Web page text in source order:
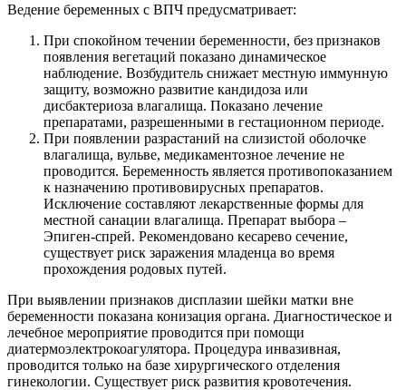
Ведение беременных с ВПЧ предусматривает:
При спокойном течении беременности, без признаков
появления вегетаций показано динамическое
наблюдение. Возбудитель снижает местную иммунную
защиту, возможно развитие кандидоза или
дисбактериоза влагалища. Показано лечение
препаратами, разрешенными в гестационном периоде.
При появлении разрастаний на слизистой оболочке
влагалища, вульве, медикаментозное лечение не
проводится. Беременность является противопоказанием
к назначению противовирусных препаратов.
Исключение составляют лекарственные формы для
местной санации влагалища. Препарат выбора –
Эпиген-спрей. Рекомендовано кесарево сечение,
существует риск заражения младенца во время
прохождения родовых путей.
При выявлении признаков дисплазии шейки матки вне
беременности показана конизация органа. Диагностическое и
лечебное мероприятие проводится при помощи
диатермоэлектрокоагулятора. Процедура инвазивная,
проводится только на базе хирургического отделения
гинекологии. Существует риск развития кровотечения.